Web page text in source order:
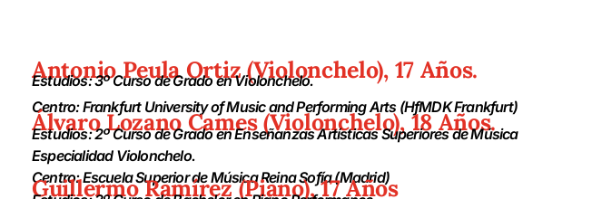
Antonio Peula Ortiz (Violonchelo), 17 Años.
Estudios: 3º Curso de Grado en Violonchelo.
Centro: Frankfurt University of Music and Performing Arts (HfMDK Frankfurt)
Álvaro Lozano Cames (Violonchelo), 18 Años.
Estudios: 2º Curso de Grado en Enseñanzas Artísticas Superiores de Música
Especialidad Violonchelo.
Centro: Escuela Superior de Música Reina Sofía (Madrid)
Guillermo Ramírez (Piano), 17 Años